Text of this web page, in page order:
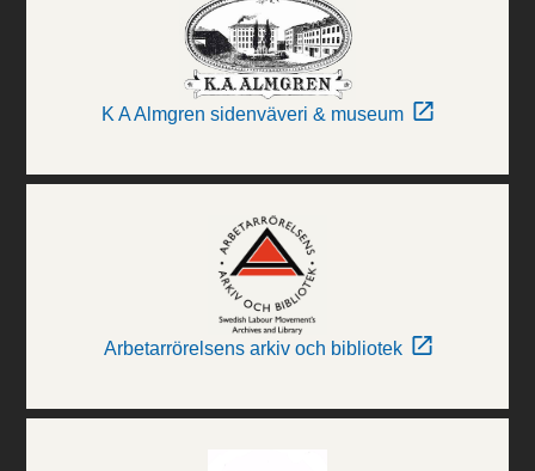
K A Almgren sidenväveri & museum
Arbetarrörelsens arkiv och bibliotek